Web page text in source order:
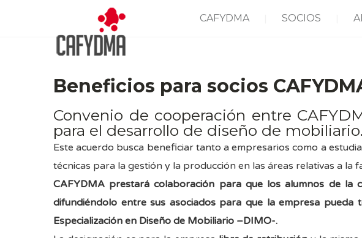
CAFYDMA SOCIOS
Beneficios para socios
Convenio de cooperación entre
para el desarrollo de diseño de mobiliario.
Este acuerdo busca beneficiar tanto a empresarios como a
técnicas para la gestión y la producción en las áreas relativas a la
CAFYDMA prestará colaboración para que los alumnos de la
difundiéndolo entre sus asociados para que la empresa
Especialización en Diseño de Mobiliario –DIMO-.